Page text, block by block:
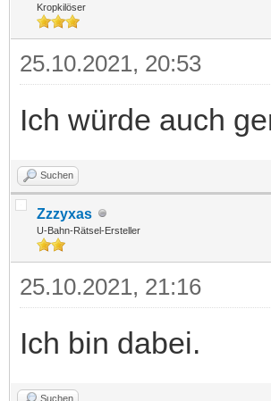
Kropkilöser
25.10.2021, 20:53
Ich würde auch
Suchen
Zzzyxas
U-Bahn-Rätsel-Ersteller
25.10.2021, 21:16
Ich bin dabei.
Suchen